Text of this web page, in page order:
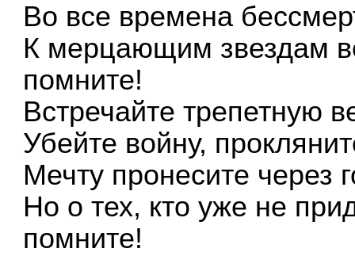
Во все времена
К мерцающим звездам
помните!
Встречайте трепетную
Убейте войну,
Мечту пронесите через
Но о тех, кто уже не
помните!